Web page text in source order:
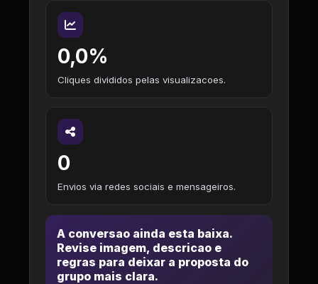
0,0%
Cliques divididos pelas visualizacoes.
0
Envios via redes sociais e mensageiros.
A conversao ainda esta baixa.
Revise imagem, descricao e
regras para deixar a proposta do
grupo mais clara.